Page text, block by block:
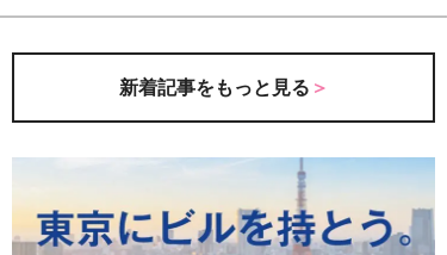
新着記事をもっと見る